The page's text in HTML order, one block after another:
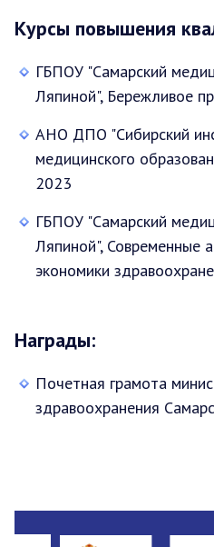
Курсы повышения
ГБПОУ "Самарский
Ляпиной", Бережливое
АНО ДПО "Сибирский
медицинского
2023
ГБПОУ "Самарский
Ляпиной", Современные
экономики
Награды:
Почетная грамота
здравоохранения